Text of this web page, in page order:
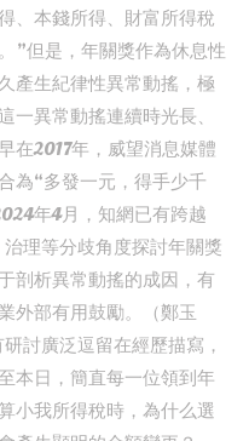
、本錢所得、財富所得稅
”但是，年關獎作為休息性
產生紀律性異常動搖，極
異常動搖連續時光長、
在2017年，威望消息媒體
為“多發一元，得手少千
年4月，知網已有跨越
理等分歧角度探討年關獎
剖析異常動搖的成因，有
外部有用鼓勵。（鄭玉
討廣泛逗留在經歷描寫，
本日，簡直每一位領到年
小我所得稅時，為什么選